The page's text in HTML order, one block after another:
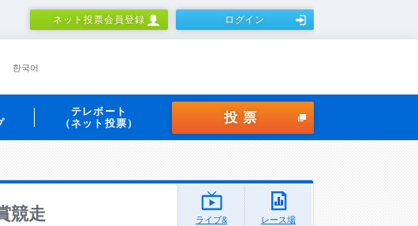
ネット投票会員登録 ログイン
한국어
テレボート
（ネット投票）
投票
競走
ライブ&
レース場